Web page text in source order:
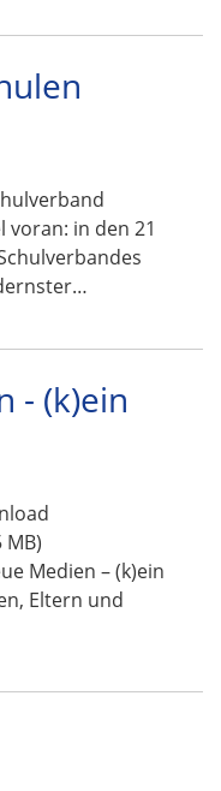
in den 21
- (k)ein
MB)
Medien – (k)ein
Eltern und